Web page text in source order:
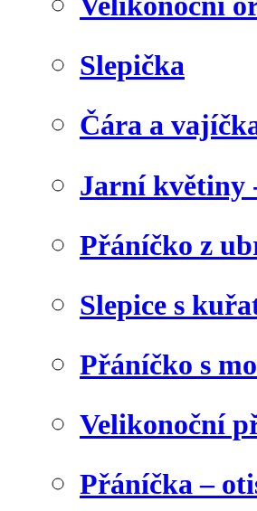
Slepička
Čára a
Jarní květiny
Přáníčko z
Slepice s
Přáníčko s
Velikonoční
Přáníčka –